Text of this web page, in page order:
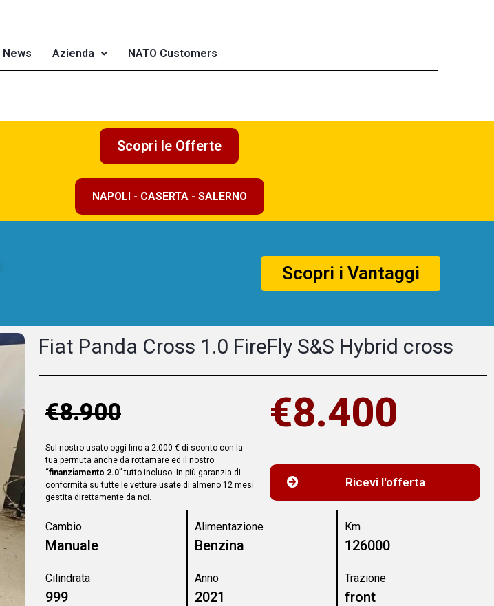
News Azienda NATO Customers
Scopri le Offerte
NAPOLI - CASERTA - SALERNO
Scopri i Vantaggi
Fiat Panda Cross 1.0 FireFly S&S Hybrid cross
€8.900
Sul nostro usato oggi fino a 2.000 € di sconto con la
tua permuta anche da rottamare ed il nostro
“finanziamento 2.0” tutto incluso. In più garanzia di
conformità su tutte le vetture usate di almeno 12 mesi
gestita direttamente da noi.
€8.400
Ricevi l'offerta
Cambio
Manuale
Alimentazione
Benzina
Km
126000
Cilindrata
999
Anno
2021
Trazione
front